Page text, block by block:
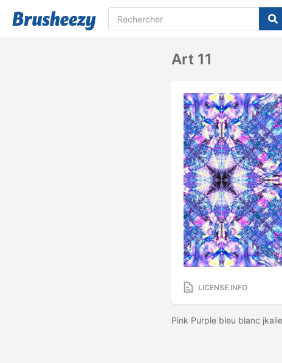
Art 11
LICENSE INFO
Pink Purple bleu blanc